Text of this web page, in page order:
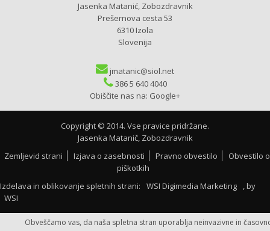
Jasenka Matanić, Zobozdravnik
Prešernova cesta 53
6310 Izola
Slovenija
jmatanic@siol.net
386 5 640 4040
Obiščite nas na: Google+
Copyright © 2014. Vse pravice pridržane.
Jasenka Matanič, Zobozdravnik
Zemljevid strani
Izjava o zasebnosti Pravno obvestilo
Obvestilo o
piškotkih
Izdelava in oblikovanje spletnih strani:
WSI Digimedia Marketing
, by
WSI
Obveščamo vas, da naša spletna stran uporablja neinvazivne in